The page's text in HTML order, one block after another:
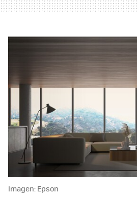
Imagen: Epson